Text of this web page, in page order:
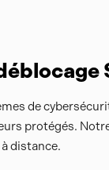
de
protégés.
distance.